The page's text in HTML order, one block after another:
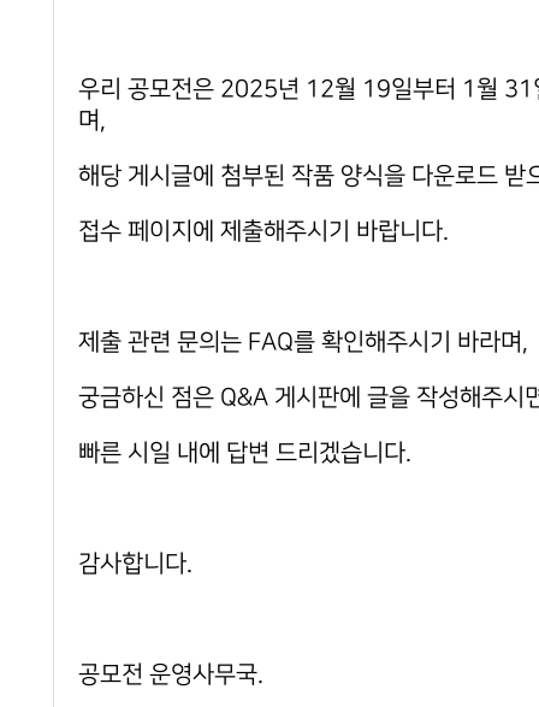
우리 공모전은 2025년 12월 19일부터 1월 31
며,
해당 게시글에 첨부된 작품 양식을 다운로드 받
접수 페이지에 제출해주시기 바랍니다.
제출 관련 문의는 FAQ를 확인해주시기 바라며,
궁금하신 점은 Q&A 게시판에 글을 작성해주시
빠른 시일 내에 답변 드리겠습니다.
감사합니다.
공모전 운영사무국.